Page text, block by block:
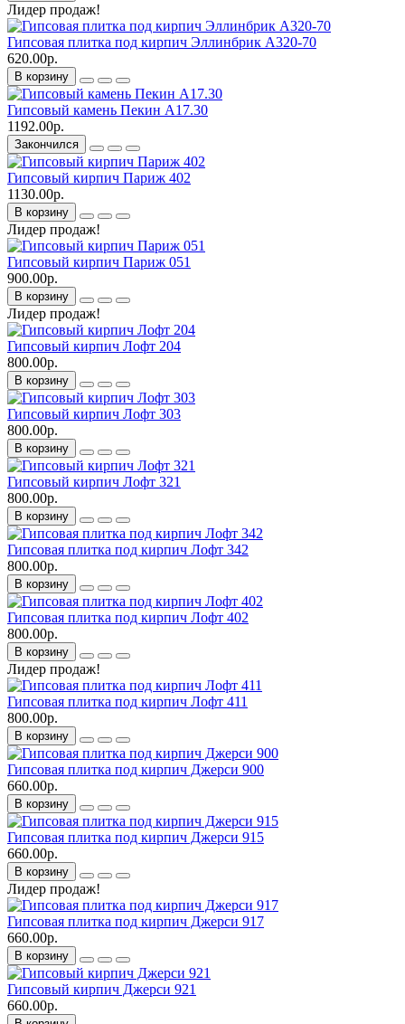
Лидер продаж!
Гипсовая плитка под кирпич Эллинбрик A320-70
620.00р.
В корзину
Гипсовый камень Пекин А17.30
1192.00р.
Закончился
Гипсовый кирпич Париж 402
1130.00р.
В корзину
Лидер продаж!
Гипсовый кирпич Париж 051
900.00р.
В корзину
Лидер продаж!
Гипсовый кирпич Лофт 204
800.00р.
В корзину
Гипсовый кирпич Лофт 303
800.00р.
В корзину
Гипсовый кирпич Лофт 321
800.00р.
В корзину
Гипсовая плитка под кирпич Лофт 342
800.00р.
В корзину
Гипсовая плитка под кирпич Лофт 402
800.00р.
В корзину
Лидер продаж!
Гипсовая плитка под кирпич Лофт 411
800.00р.
В корзину
Гипсовая плитка под кирпич Джерси 900
660.00р.
В корзину
Гипсовая плитка под кирпич Джерси 915
660.00р.
В корзину
Лидер продаж!
Гипсовая плитка под кирпич Джерси 917
660.00р.
В корзину
Гипсовый кирпич Джерси 921
660.00р.